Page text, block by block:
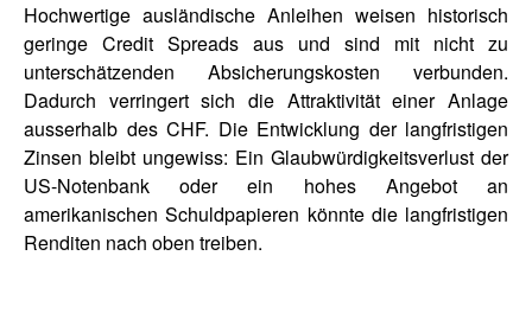
Hochwertige ausländische Anleihen weisen historisch
geringe Credit Spreads aus und sind mit nicht zu
unterschätzenden Absicherungskosten verbunden.
Dadurch verringert sich die Attraktivität einer Anlage
ausserhalb des CHF. Die Entwicklung der langfristigen
Zinsen bleibt ungewiss: Ein Glaubwürdigkeitsverlust der
US-Notenbank oder ein hohes Angebot an
amerikanischen Schuldpapieren könnte die langfristigen
Renditen nach oben treiben.